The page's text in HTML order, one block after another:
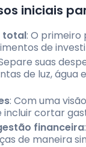
iniciais
total: O primeiro
de
suas
de luz,
: Com uma
incluir cortar
financeira
de maneira